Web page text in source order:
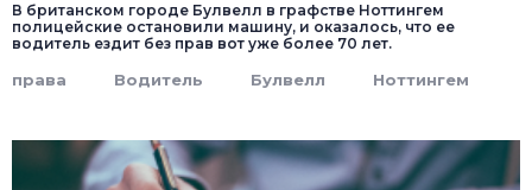
В британском городе Булвелл в графстве Ноттингем
полицейские остановили машину, и оказалось, что ее
водитель ездит без прав вот уже более 70 лет.
права Водитель Булвелл Ноттингем